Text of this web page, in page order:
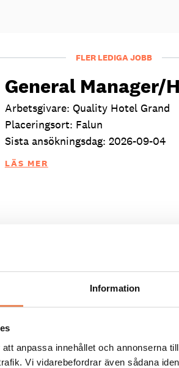
Information
anpassa innehållet och annonserna
Vi vidarebefordrar även sådana
FLER LEDIGA JOBB
General
Arbetsgivare: Quality Hotel Grand
Placeringsort: Falun
Sista ansökningsdag: 2026-09-04
LÄS MER
Kock
Arbetsgivare: Smådalarö Gård
Placeringsort: Dalarö
Sista ansökningsdag: 2026-08-30
LÄS MER